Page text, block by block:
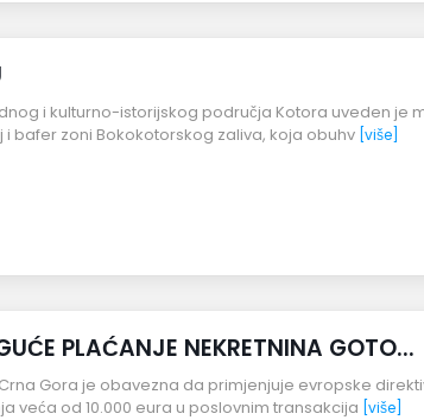
i kulturno-istorijskog područja Kotora uveden je
bafer zoni Bokokotorskog zaliva, koja obuhv [više]
PLAĆANJE NEKRETNINA GOTO...
Gora je obavezna da primjenjuje evropske
veća od 10.000 eura u poslovnim transakcija [više]